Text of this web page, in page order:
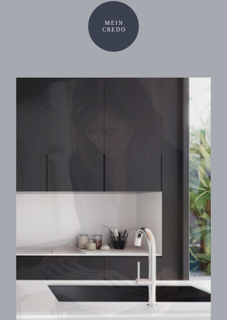
MEIN
CREDO